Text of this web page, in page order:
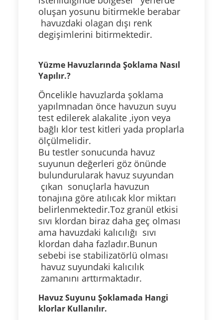
oluşan yosunu bitirmekle berabar
havuzdaki olagan dışı renk
degişimlerini bitirmektedir.
Yüzme Havuzlarında Şoklama Nasıl
Yapılır.?
Öncelikle havuzlarda şoklama
yapılmnadan önce havuzun suyu
test edilerek alakalite ,iyon veya
bağlı klor test kitleri yada proplarla
ölçülmelidir.
Bu testler sonucunda havuz
suyunun değerleri göz önünde
bulundurularak havuz suyundan
çıkan sonuçlarla havuzun
tonajına göre atılıcak klor miktarı
belirlenmektedir.Toz granül etkisi
sıvı klordan biraz daha geç olması
ama havuzdaki kalıcılığı sıvı
klordan daha fazladır.Bunun
sebebi ise stabilizatörlü olması
havuz suyundaki kalıcılık
zamanını arttırmaktadır.
Havuz Suyunu Şoklamada Hangi
klorlar Kullanılır.